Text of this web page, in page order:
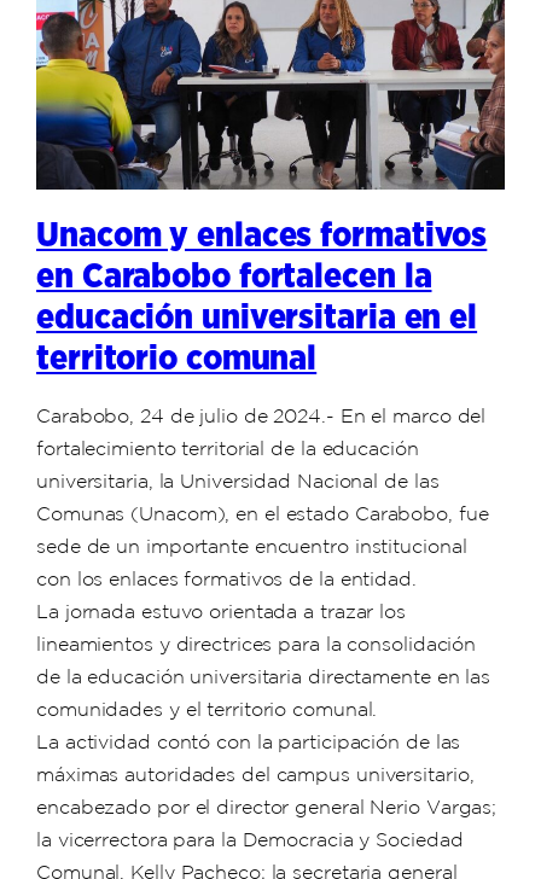
Unacom y enlaces formativos
en Carabobo fortalecen la
educación universitaria en el
territorio comunal
Carabobo, 24 de julio de 2024.- En el marco del
fortalecimiento territorial de la educación
universitaria, la Universidad Nacional de las
Comunas (Unacom), en el estado Carabobo, fue
sede de un importante encuentro institucional
con los enlaces formativos de la entidad.
​La jornada estuvo orientada a trazar los
lineamientos y directrices para la consolidación
de la educación universitaria directamente en las
comunidades y el territorio comunal.
La actividad contó con la participación de las
máximas autoridades del campus universitario,
encabezado por el director general Nerio Vargas;
la vicerrectora para la Democracia y Sociedad
Comunal, Kelly Pacheco; la secretaria general